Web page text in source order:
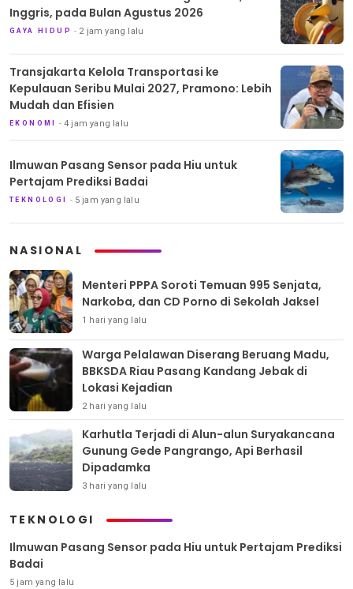
Inggris, pada Bulan Agustus 2026
GAYA HIDUP 2 jam yang lalu
Transjakarta Kelola Transportasi ke
Kepulauan Seribu Mulai 2027, Pramono: Lebih
Mudah dan Efisien
EKONOMI 4 jam yang lalu
Ilmuwan Pasang Sensor pada Hiu untuk
Pertajam Prediksi Badai
TEKNOLOGI 5 jam yang lalu
NASIONAL
Menteri PPPA Soroti Temuan 995 Senjata,
Narkoba, dan CD Porno di Sekolah Jaksel
1 hari yang lalu
Warga Pelalawan Diserang Beruang Madu,
BBKSDA Riau Pasang Kandang Jebak di
Lokasi Kejadian
2 hari yang lalu
Karhutla Terjadi di Alun-alun Suryakancana
Gunung Gede Pangrango, Api Berhasil
Dipadamka
3 hari yang lalu
TEKNOLOGI
Ilmuwan Pasang Sensor pada Hiu untuk Pertajam Prediksi
Badai
5 jam yang lalu